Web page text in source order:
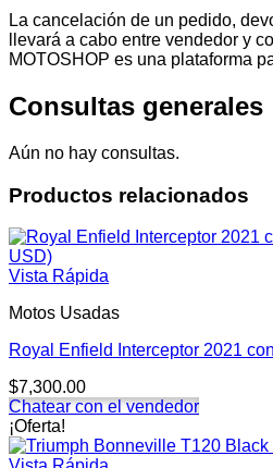
La cancelación de un pedido,
llevará a cabo entre vendedor y
MOTOSHOP es una plataforma
Consultas generales
Aún no hay consultas.
Productos relacionados
Vista Rápida
Motos Usadas
Royal Enfield Interceptor 2021
$7,300.00
Chatear con el vendedor
¡Oferta!